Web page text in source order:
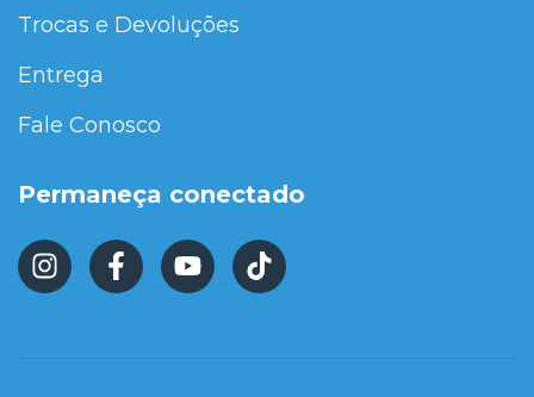
Trocas e Devoluções
Entrega
Fale Conosco
Permaneça conectado